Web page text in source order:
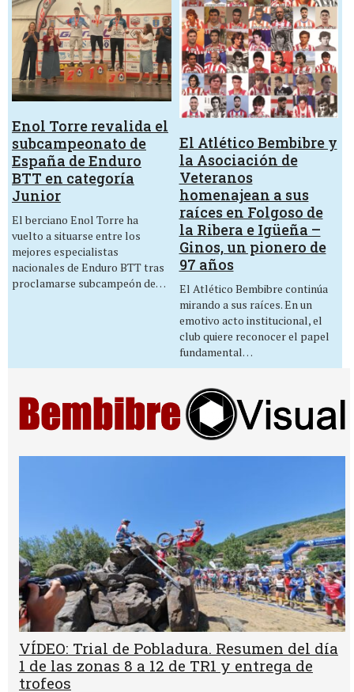
Enol Torre revalida el
subcampeonato de
España de Enduro
BTT en categoría
Junior
El berciano Enol Torre ha
vuelto a situarse entre los
mejores especialistas
nacionales de Enduro BTT tras
proclamarse subcampeón de…
El Atlético Bembibre y
la Asociación de
Veteranos
homenajean a sus
raíces en Folgoso de
la Ribera e Igüeña –
Ginos, un pionero de
97 años
El Atlético Bembibre continúa
mirando a sus raíces. En un
emotivo acto institucional, el
club quiere reconocer el papel
fundamental…
VÍDEO: Trial de Pobladura. Resumen del día
1 de las zonas 8 a 12 de TR1 y entrega de
trofeos